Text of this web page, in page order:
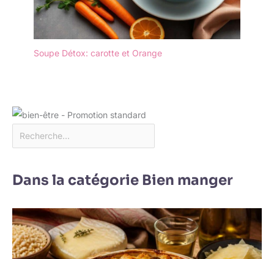
Soupe Détox: carotte et Orange
Dans la catégorie Bien manger